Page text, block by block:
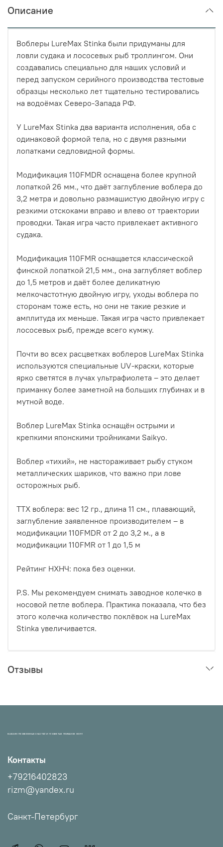
Описание
Воблеры LureMax Stinka были придуманы для
ловли судака и лососевых рыб троллингом. Они
создавались специально для наших условий и
перед запуском серийного производства тестовые
образцы несколько лет тщательно тестировались
на водоёмах Северо-Запада РФ.
У LureMax Stinka два варианта исполнения, оба с
одинаковой формой тела, но с двумя разными
лопатками седловидной формы.
Модификация 110FMDR оснащена более крупной
лопаткой 26 мм., что даёт заглубление воблера до
3,2 метра и довольно размашистую двойную игру с
резкими отскоками вправо и влево от траектории
проводки. Такая игра часто привлекает активного
судака.
Модификация 110FMR оснащается классической
финской лопаткой 21,5 мм., она заглубляет воблер
до 1,5 метров и даёт более деликатную
мелкочастотную двойную игру, уходы воблера по
сторонам тоже есть, но они не такие резкие и
амплитуда их меньше. Такая игра часто привлекает
лососевых рыб, прежде всего кумжу.
Почти во всех расцветках воблеров LureMax Stinka
используются специальные UV-краски, которые
ярко светятся в лучах ультрафиолета – это делает
приманку более заметной на больших глубинах и в
мутной воде.
Воблер LureMax Stinka оснащён острыми и
крепкими японскими тройниками Saikyo.
Воблер «тихий», не настораживает рыбу стуком
металлических шариков, что важно при лове
осторожных рыб.
ТТХ воблера: вес 12 гр., длина 11 см., плавающий,
заглубление заявленное производителем – в
модификации 110FMDR от 2 до 3,2 м., а в
модификации 110FMR от 1 до 1,5 м
Рейтинг НХНЧ: пока без оценки.
P.S. Мы рекомендуем снимать заводное колечко в
носовой петле воблера. Практика показала, что без
этого колечка количество поклёвок на LureMax
Stinka увеличивается.
Отзывы
МАГАЗИН ПРОВЕРЕННЫХ СНАСТЕЙ И УЛОВИСТЫХ ПРИМАНОК НХНЧ!
Контакты
+79216402823
rizm@yandex.ru
Санкт-Петербург